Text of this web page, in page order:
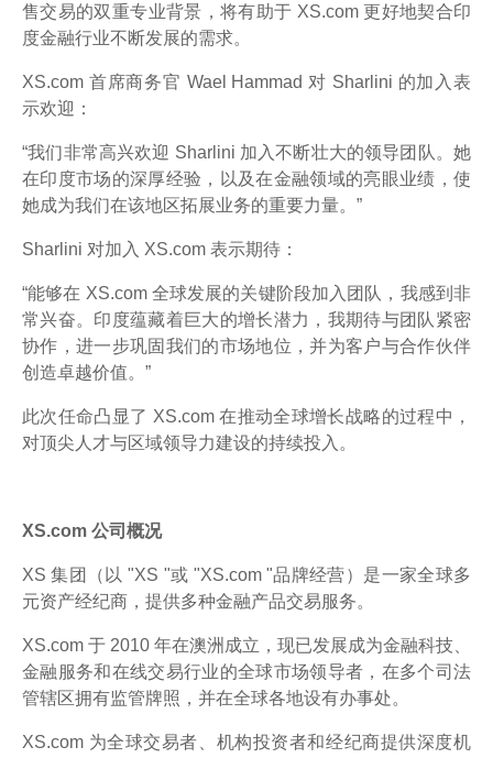
售交易的双重专业背景，将有助于 XS.com 更好地契合印
度金融行业不断发展的需求。
XS.com 首席商务官 Wael Hammad 对 Sharlini 的加入表
示欢迎：
“我们非常高兴欢迎 Sharlini 加入不断壮大的领导团队。她
在印度市场的深厚经验，以及在金融领域的亮眼业绩，使
她成为我们在该地区拓展业务的重要力量。”
Sharlini 对加入 XS.com 表示期待：
“能够在 XS.com 全球发展的关键阶段加入团队，我感到非
常兴奋。印度蕴藏着巨大的增长潜力，我期待与团队紧密
协作，进一步巩固我们的市场地位，并为客户与合作伙伴
创造卓越价值。”
此次任命凸显了 XS.com 在推动全球增长战略的过程中，
对顶尖人才与区域领导力建设的持续投入。
XS.com 公司概况
XS 集团（以 "XS "或 "XS.com "品牌经营）是一家全球多
元资产经纪商，提供多种金融产品交易服务。
XS.com 于 2010 年在澳洲成立，现已发展成为金融科技、
金融服务和在线交易行业的全球市场领导者，在多个司法
管辖区拥有监管牌照，并在全球各地设有办事处。
XS.com 为全球交易者、机构投资者和经纪商提供深度机